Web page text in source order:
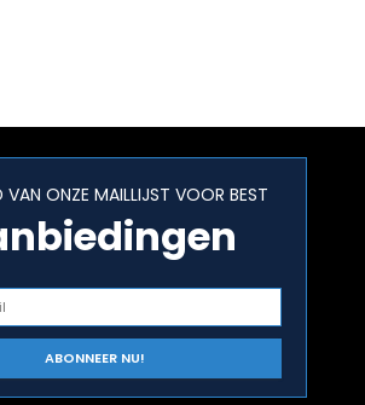
VAN ONZE MAILLIJST VOOR BEST